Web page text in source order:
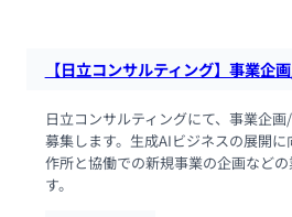
【日立コンサルティング】事業企
日立コンサルティングにて、事業企
募集します。生成AIビジネスの展開
作所と協働での新規事業の企画など
す。